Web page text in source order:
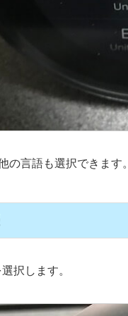
の言語も選択できます。
択します。